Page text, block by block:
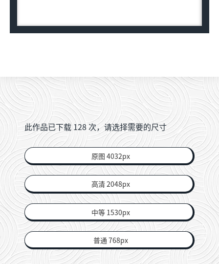
此作品已下载128 次，请选择需要的尺寸
原图 4032px
高清 2048px
中等 1530px
普通 768px